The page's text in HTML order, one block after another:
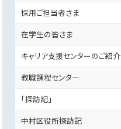
採用ご担当者さま
在学生の皆さま
キャリア支援センターのご紹介
教職課程センター
「探訪記」
中村区役所探訪記